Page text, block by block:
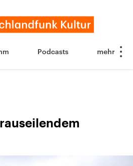
Podcasts